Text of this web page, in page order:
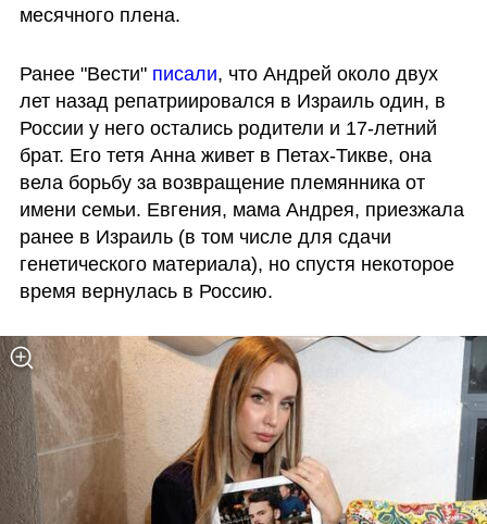
месячного плена.
Ранее "Вести" писали, что Андрей около двух
лет назад репатриировался в Израиль один, в
России у него остались родители и 17-летний
брат. Его тетя Анна живет в Петах-Тикве, она
вела борьбу за возвращение племянника от
имени семьи. Евгения, мама Андрея, приезжала
ранее в Израиль (в том числе для сдачи
генетического материала), но спустя некоторое
время вернулась в Россию.